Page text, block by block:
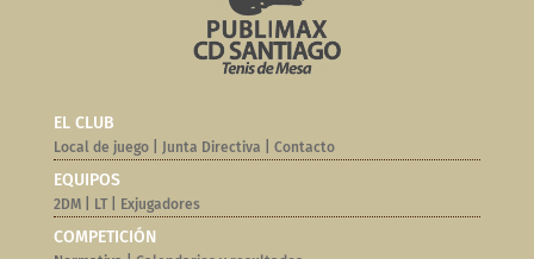
EL CLUB
Local de juego| Junta Directiva Contacto
EQUIPOS
2DM| LT| Exjugadores
COMPETICIÓN